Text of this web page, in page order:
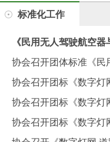
标准化工作